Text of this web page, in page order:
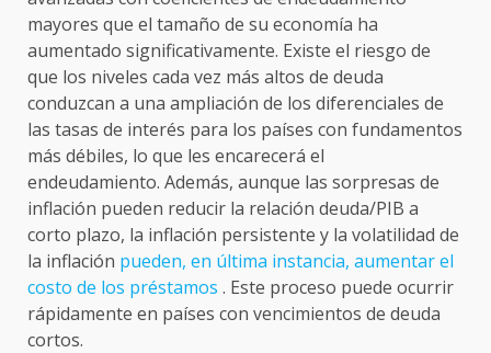
mayores que el tamaño de su economía ha
aumentado significativamente. Existe el riesgo de
que los niveles cada vez más altos de deuda
conduzcan a una ampliación de los diferenciales de
las tasas de interés para los países con fundamentos
más débiles, lo que les encarecerá el
endeudamiento. Además, aunque las sorpresas de
inflación pueden reducir la relación deuda/PIB a
corto plazo, la inflación persistente y la volatilidad de
la inflación pueden, en última instancia, aumentar el
costo de los préstamos . Este proceso puede ocurrir
rápidamente en países con vencimientos de deuda
cortos.